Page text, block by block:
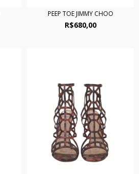
PEEP TOE JIMMY CHOO
R$680,00